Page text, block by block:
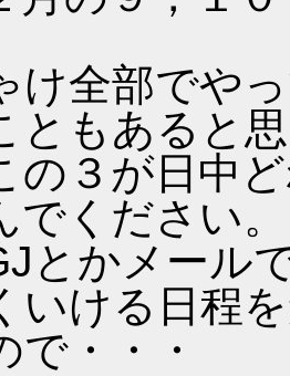
け全部でや
ともあると
の３が日中
でください
とかメール
いける日程
で・・・